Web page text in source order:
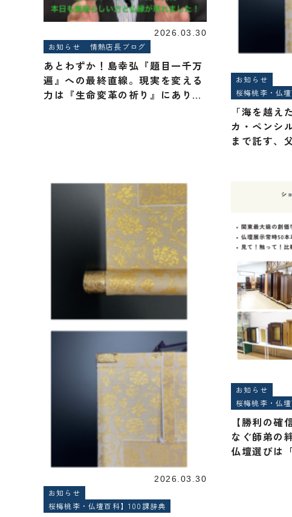
2026.03.30
お知らせ 情熱店長ブログ
あとわずか！島幸弘『題目一千万
遍』への最終直線。現実を変える
力は『生命変革の祈り』にあり：
お知らせ
桜梅桃李・仏
「海を越え
カ・ペンシ
まで託す、
2026.03.30
お知らせ
桜梅桃李・仏壇百科】100課辞典
お知らせ
桜梅桃李・仏
【勝利の確
なぐ師弟の
仏壇選びは